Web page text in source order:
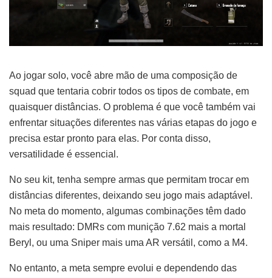
Ao jogar solo, você abre mão de uma composição de
squad que tentaria cobrir todos os tipos de combate, em
quaisquer distâncias. O problema é que você também vai
enfrentar situações diferentes nas várias etapas do jogo e
precisa estar pronto para elas. Por conta disso,
versatilidade é essencial.
No seu kit, tenha sempre armas que permitam trocar em
distâncias diferentes, deixando seu jogo mais adaptável.
No meta do momento, algumas combinações têm dado
mais resultado: DMRs com munição 7.62 mais a mortal
Beryl, ou uma Sniper mais uma AR versátil, como a M4.
No entanto, a meta sempre evolui e dependendo das